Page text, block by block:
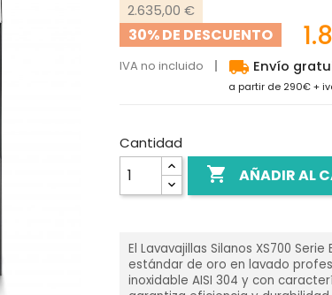
2.635,00 €
30% DE DESCUENTO
IVA no incluido local_shipping Envío
a partir de 290€ +
Cantidad
 AÑADIR AL
El Lavavajillas Silanos XS700 Serie
estándar de oro en lavado
inoxidable AISI 304 y con